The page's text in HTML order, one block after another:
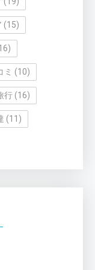
(15)
ミ (10)
行 (16)
(11)